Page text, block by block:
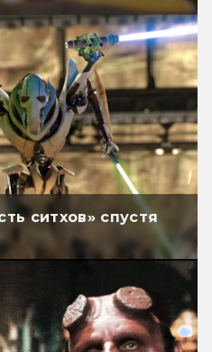
ситхов» спустя